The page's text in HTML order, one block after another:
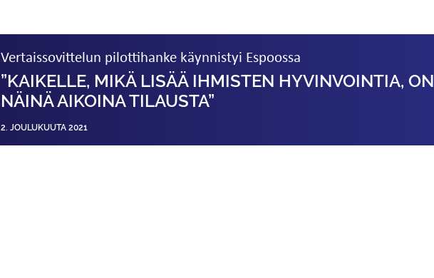
Vertaissovittelun pilottihanke käynnistyi Espoossa
”KAIKELLE, MIKÄ LISÄÄ IHMISTEN HYVINVOINTIA, ON
NÄINÄ AIKOINA TILAUSTA”
2. JOULUKUUTA 2021